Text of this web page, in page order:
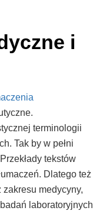
i
terminologii
Tak by w pełni
tekstów
Dlatego też
zakresu medycyny,
laboratoryjnych